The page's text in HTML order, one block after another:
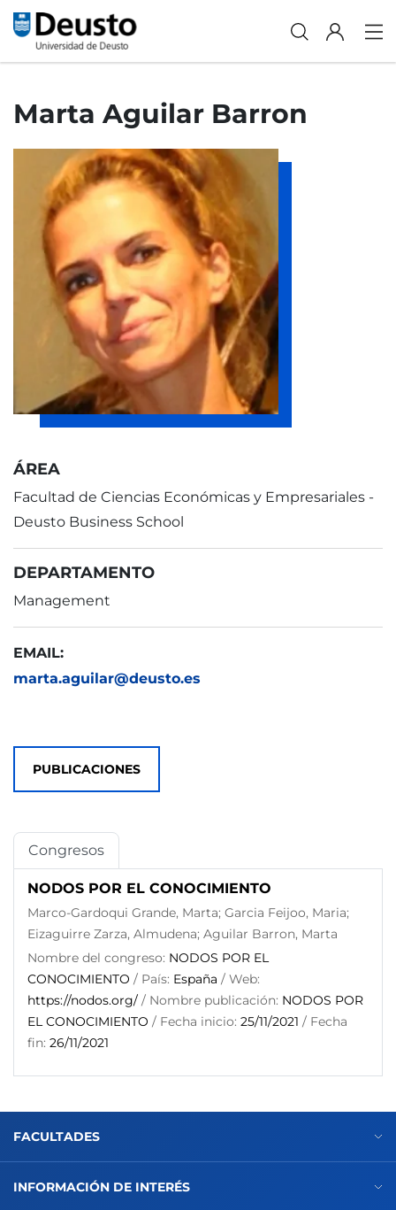
Marta Aguilar Barron
ÁREA
Facultad de Ciencias Económicas y Empresariales -
Deusto Business School
DEPARTAMENTO
Management
EMAIL:
marta.aguilar@deusto.es
PUBLICACIONES
Congresos
NODOS POR EL CONOCIMIENTO
Marco-Gardoqui Grande, Marta; Garcia Feijoo, Maria;
Eizaguirre Zarza, Almudena; Aguilar Barron, Marta
Nombre del congreso: NODOS POR EL
CONOCIMIENTO / País: España / Web:
https://nodos.org/ / Nombre publicación: NODOS POR
EL CONOCIMIENTO / Fecha inicio: 25/11/2021 / Fecha
fin: 26/11/2021
FACULTADES
INFORMACIÓN DE INTERÉS